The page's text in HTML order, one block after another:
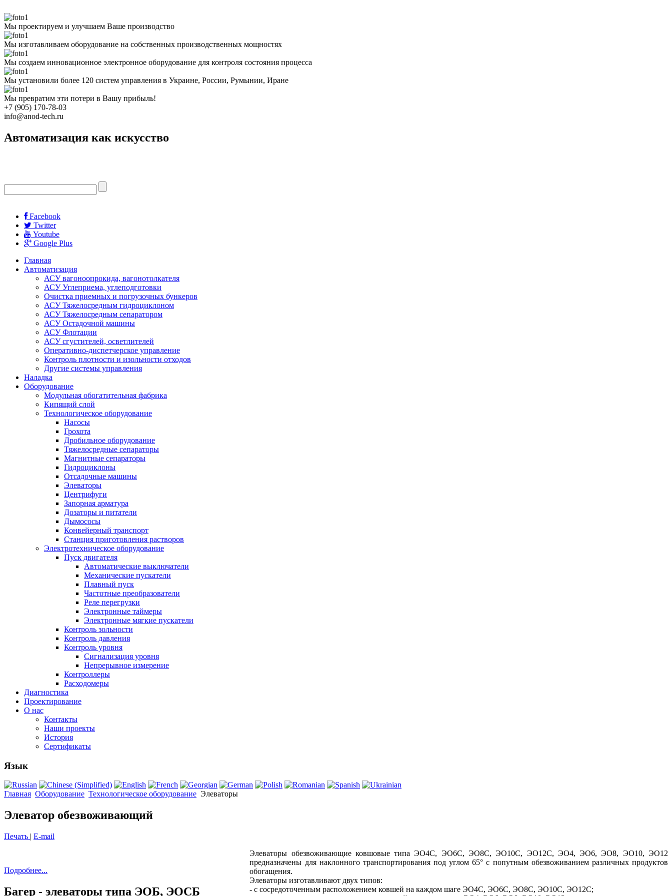
Мы проектируем и улучшаем Ваше производство
Мы изготавливаем оборудование на собственных производственных мощностях
Мы создаем инновационное электронное оборудование для контроля состояния процесса
Мы установили более 120 систем управления в Украине, России, Румынии, Иране
Мы превратим эти потери в Вашу прибыль!
+7 (905) 170-78-03
info@anod-tech.ru
Автоматизация как искусство
Facebook
Twitter
Youtube
Google Plus
Главная
Автоматизация
АСУ вагоноопрокида, вагонотолкателя
АСУ Углеприема, углеподготовки
Очистка приемных и погрузочных бункеров
АСУ Тяжелосредным гидроциклоном
АСУ Тяжелосредным сепаратором
АСУ Остадочной машины
АСУ Флотации
АСУ сгустителей, осветлителей
Оперативно-диспетчерское управление
Контроль плотности и изольности отходов
Другие системы управления
Наладка
Оборудование
Модульная обогатительная фабрика
Кипящий слой
Технологическое оборудование
Насoсы
Грохота
Дробильное оборудование
Тяжелосредные сепараторы
Магнитные сепараторы
Гидроциклоны
Отсадочные машины
Элеваторы
Центрифуги
Запорная арматура
Дозаторы и питатели
Дымососы
Конвейерный транспорт
Станция приготовления растворов
Электротехническое оборудование
Пуск двигателя
Автоматические выключатели
Механические пускатели
Плавный пуск
Частотные преобразователи
Реле перегрузки
Электронные таймеры
Электронные мягкие пускатели
Контроль зольности
Контроль давления
Контроль уровня
Сигнализация уровня
Непрерывное измерение
Контроллеры
Расходомеры
Диагностика
Проектирование
О нас
Контакты
Наши проекты
История
Сертификаты
Язык
Главная Оборудование Технологическое оборудование Элеваторы
Элеватор обезвоживающий
Печать | E-mail
Элеваторы обезвоживающие ковшовые типа ЭО4С, ЭО6С, ЭО8С, ЭО10С, ЭО12С, ЭО4, ЭО6, ЭО8, ЭО10, ЭО12
предназначены для наклонного транспортирования под углом 65° с попутным обезвоживанием различных продуктов
обогащения.
Элеваторы изготавливают двух типов:
- с сосредоточенным расположением ковшей на каждом шаге ЭО4С, ЭО6С, ЭО8С, ЭО10С, ЭО12С;
Подробнее...
Багер - элеваторы типа ЭОБ, ЭОСБ